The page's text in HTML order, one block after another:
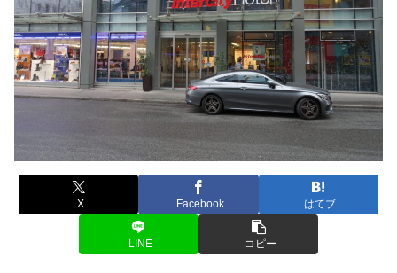
X Facebook はてブ
LINE コピー